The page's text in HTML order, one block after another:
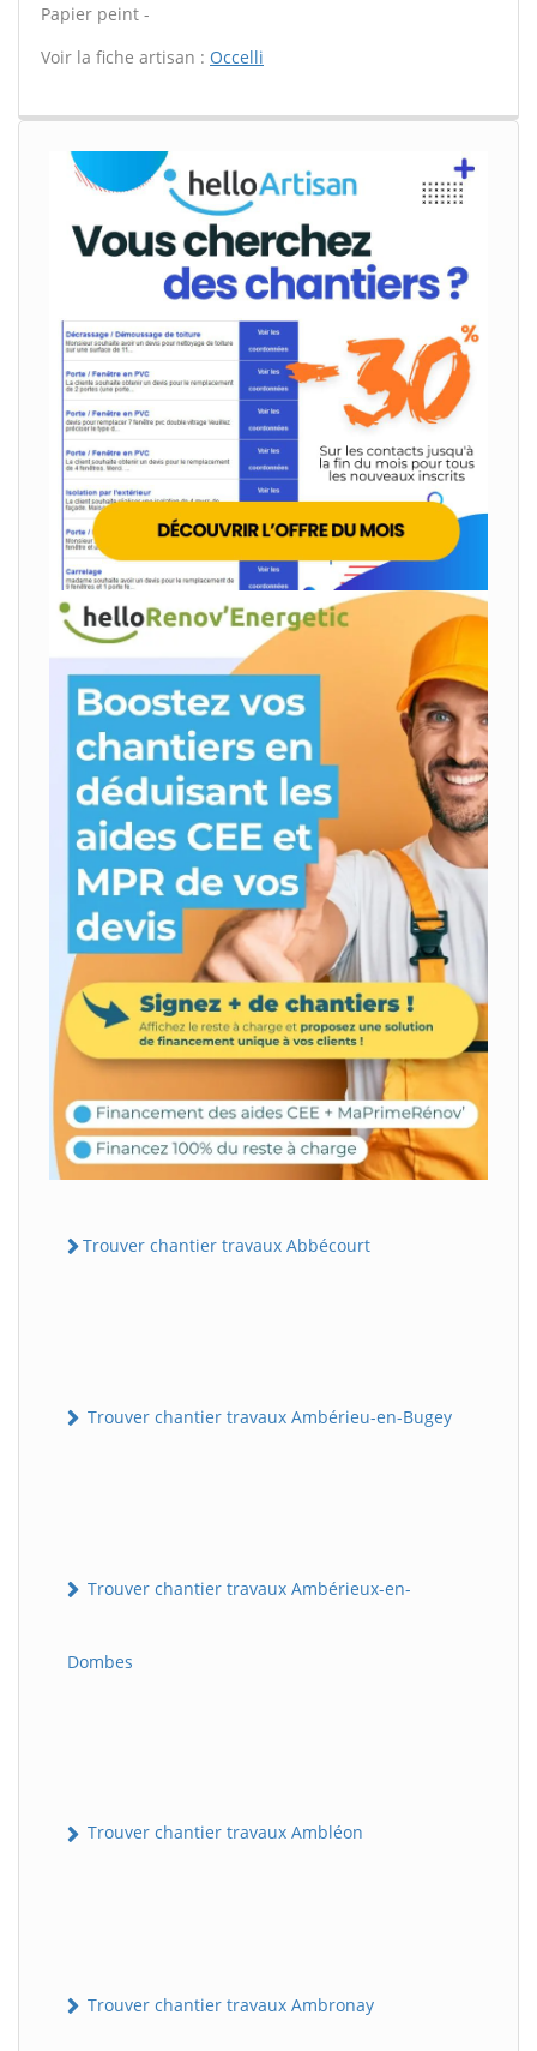
Papier peint -
Voir la fiche artisan : Occelli
Trouver chantier travaux Abbécourt
Trouver chantier travaux Ambérieu-en-Bugey
Trouver chantier travaux Ambérieux-en-
Dombes
Trouver chantier travaux Ambléon
Trouver chantier travaux Ambronay